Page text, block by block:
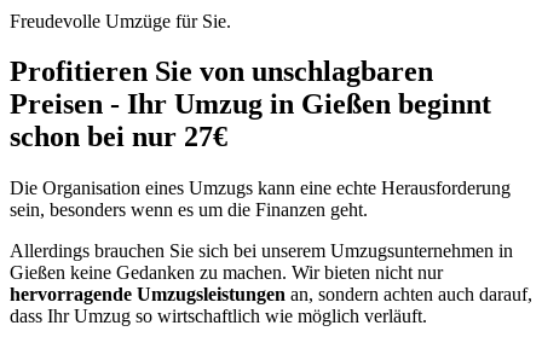
Freudevolle Umzüge für Sie.
Profitieren Sie von unschlagbaren
Preisen - Ihr Umzug in Gießen beginnt
schon bei nur 27€
Die Organisation eines Umzugs kann eine echte Herausforderung
sein, besonders wenn es um die Finanzen geht.
Allerdings brauchen Sie sich bei unserem Umzugsunternehmen in
Gießen keine Gedanken zu machen. Wir bieten nicht nur
hervorragende Umzugsleistungen an, sondern achten auch darauf,
dass Ihr Umzug so wirtschaftlich wie möglich verläuft.